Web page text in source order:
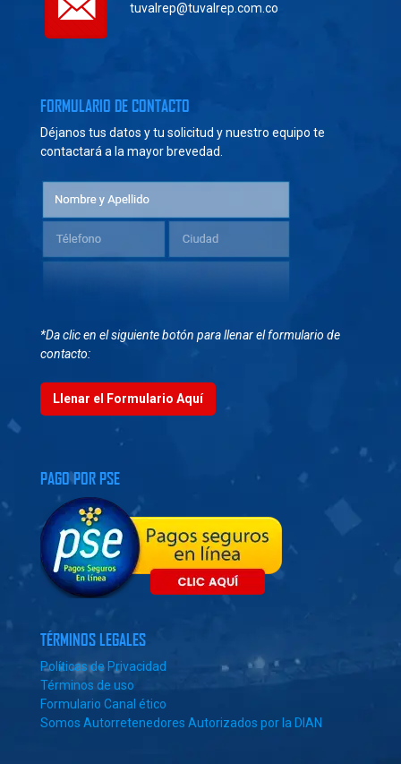
tuvalrep@tuvalrep.com.co
FORMULARIO DE CONTACTO
Déjanos tus datos y tu solicitud y nuestro equipo te
contactará a la mayor brevedad.
*Da clic en el siguiente botón para llenar el formulario de
contacto:
Llenar el Formulario Aquí
PAGO POR PSE
TÉRMINOS LEGALES
Políticas de Privacidad
Términos de uso
Formulario Canal ético
Somos Autorretenedores Autorizados por la DIAN